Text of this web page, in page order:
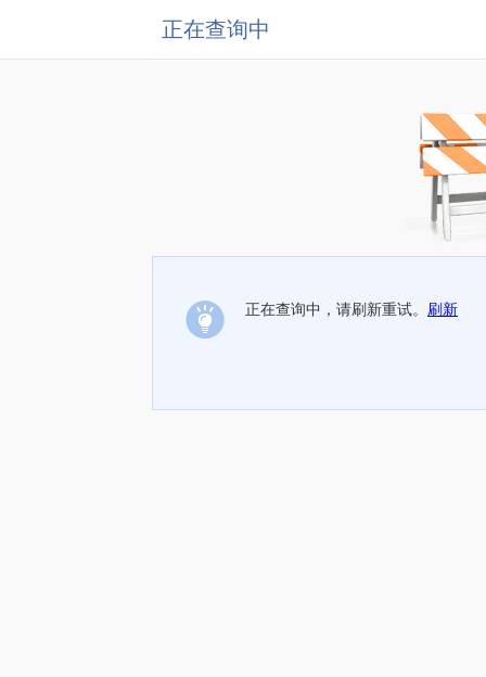
正在查询中
正在查询中，请刷新重试。 刷新